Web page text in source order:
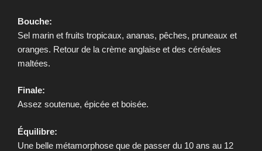
Bouche:
Sel marin et fruits tropicaux, ananas, pêches, pruneaux et
oranges. Retour de la crème anglaise et des céréales
maltées.
Finale:
Assez soutenue, épicée et boisée.
Équilibre:
Une belle métamorphose que de passer du 10 ans au 12